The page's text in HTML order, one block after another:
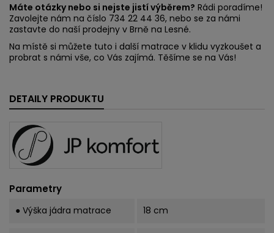
Máte otázky nebo si nejste jistí výběrem? Rádi poradíme!
Zavolejte nám na číslo 734 22 44 36, nebo se za námi
zastavte do naší prodejny v Brně na Lesné.
Na místě si můžete tuto i další matrace v klidu vyzkoušet a
probrat s námi vše, co Vás zajímá. Těšíme se na Vás!
DETAILY PRODUKTU
Parametry
● Výška jádra matrace 18 cm